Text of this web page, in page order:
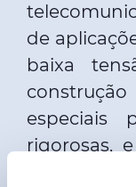
de
baixa
especiais
rigorosas,